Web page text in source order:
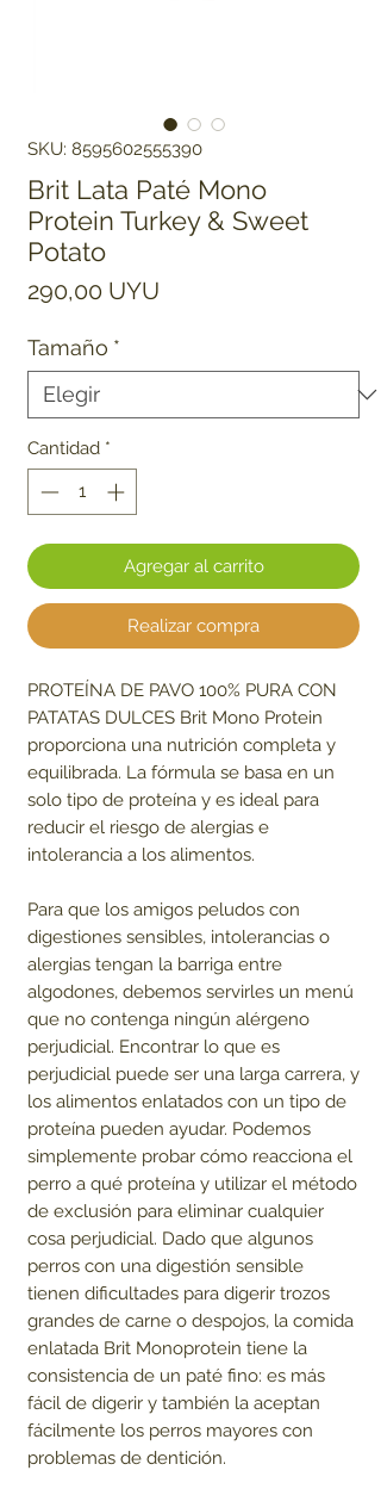
SKU: 8595602555390
Brit Lata Paté Mono
Protein Turkey & Sweet
Potato
290,00 UYU
Tamaño *
Cantidad *
Agregar al carrito
Realizar compra
PROTEÍNA DE PAVO 100% PURA CON
PATATAS DULCES Brit Mono Protein
proporciona una nutrición completa y
equilibrada. La fórmula se basa en un
solo tipo de proteína y es ideal para
reducir el riesgo de alergias e
intolerancia a los alimentos.
Para que los amigos peludos con
digestiones sensibles, intolerancias o
alergias tengan la barriga entre
algodones, debemos servirles un menú
que no contenga ningún alérgeno
perjudicial. Encontrar lo que es
perjudicial puede ser una larga carrera, y
los alimentos enlatados con un tipo de
proteína pueden ayudar. Podemos
simplemente probar cómo reacciona el
perro a qué proteína y utilizar el método
de exclusión para eliminar cualquier
cosa perjudicial. Dado que algunos
perros con una digestión sensible
tienen dificultades para digerir trozos
grandes de carne o despojos, la comida
enlatada Brit Monoprotein tiene la
consistencia de un paté fino: es más
fácil de digerir y también la aceptan
fácilmente los perros mayores con
problemas de dentición.